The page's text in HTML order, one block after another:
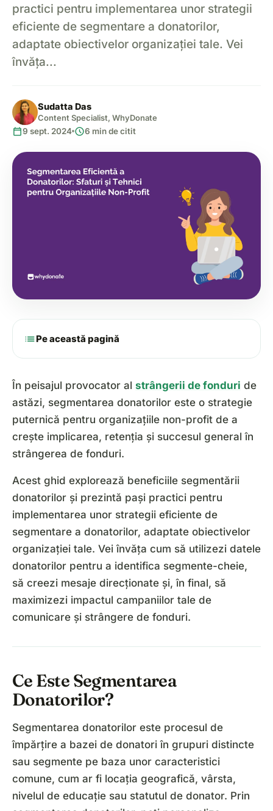
practici pentru implementarea unor strategii
eficiente de segmentare a donatorilor,
adaptate obiectivelor organizației tale. Vei
învăța...
Sudatta Das
Content Specialist, WhyDonate
calendar_today9 sept. 2024 schedule6 min de citit
listPe această pagină
În peisajul provocator al strângerii de fonduri de
astăzi, segmentarea donatorilor este o strategie
puternică pentru organizațiile non-profit de a
crește implicarea, retenția și succesul general în
strângerea de fonduri.
Acest ghid explorează beneficiile segmentării
donatorilor și prezintă pași practici pentru
implementarea unor strategii eficiente de
segmentare a donatorilor, adaptate obiectivelor
organizației tale. Vei învăța cum să utilizezi datele
donatorilor pentru a identifica segmente-cheie,
să creezi mesaje direcționate și, în final, să
maximizezi impactul campaniilor tale de
comunicare și strângere de fonduri.
Ce Este Segmentarea
Donatorilor?
Segmentarea donatorilor este procesul de
împărțire a bazei de donatori în grupuri distincte
sau segmente pe baza unor caracteristici
comune, cum ar fi locația geografică, vârsta,
nivelul de educație sau statutul de donator. Prin